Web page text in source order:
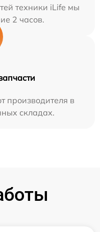
техники iLife мы
2 часов.
производителя в
складах.